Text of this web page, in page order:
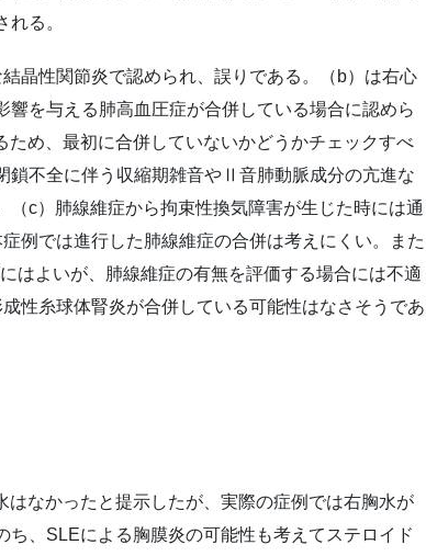
る。
晶性関節炎で認められ、誤りである。（b）は右心
を与える肺高血圧症が合併している場合に認めら
め、最初に合併していないかどうかチェックすべ
鎖不全に伴う収縮期雑音やⅡ音肺動脈成分の亢進な
c）肺線維症から拘束性換気障害が生じた時には通
例では進行した肺線維症の合併は考えにくい。また
はよいが、肺線維症の有無を評価する場合には不適
性糸球体腎炎が合併している可能性はなさそうであ
なかったと提示したが、実際の症例では右胸水が
、SLEによる胸膜炎の可能性も考えてステロイド